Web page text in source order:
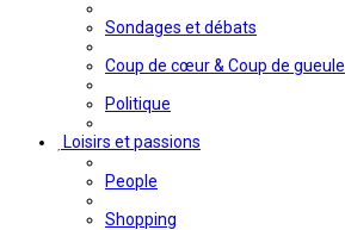
Sondages et débats
Coup de cœur & Coup de gueule
Politique
Loisirs et passions
People
Shopping